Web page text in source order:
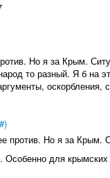
Но я за Крым.
то разный. Я б
оскорбления,
против. Но я за Крым.
Особенно для